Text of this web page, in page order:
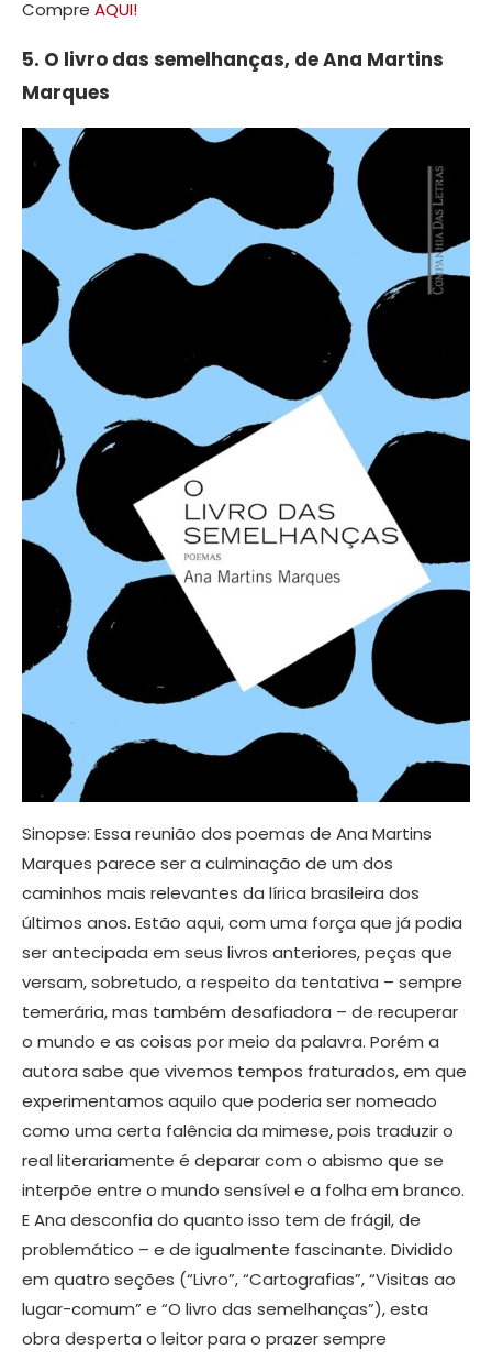
Compre AQUI!
5. O livro das semelhanças, de Ana Martins
Marques
Sinopse: Essa reunião dos poemas de Ana Martins
Marques parece ser a culminação de um dos
caminhos mais relevantes da lírica brasileira dos
últimos anos. Estão aqui, com uma força que já podia
ser antecipada em seus livros anteriores, peças que
versam, sobretudo, a respeito da tentativa – sempre
temerária, mas também desafiadora – de recuperar
o mundo e as coisas por meio da palavra. Porém a
autora sabe que vivemos tempos fraturados, em que
experimentamos aquilo que poderia ser nomeado
como uma certa falência da mimese, pois traduzir o
real literariamente é deparar com o abismo que se
interpõe entre o mundo sensível e a folha em branco.
E Ana desconfia do quanto isso tem de frágil, de
problemático – e de igualmente fascinante. Dividido
em quatro seções (“Livro”, “Cartografias”, “Visitas ao
lugar-comum” e “O livro das semelhanças”), esta
obra desperta o leitor para o prazer sempre